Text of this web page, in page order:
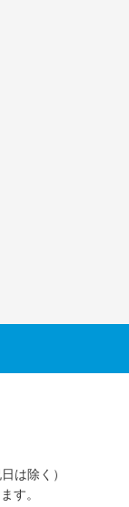
は除く）
す。